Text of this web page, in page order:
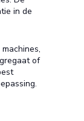
in de
of